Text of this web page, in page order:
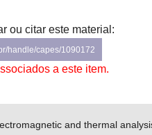
ou citar este material:
handle/capes/1090172
a este item.
and thermal